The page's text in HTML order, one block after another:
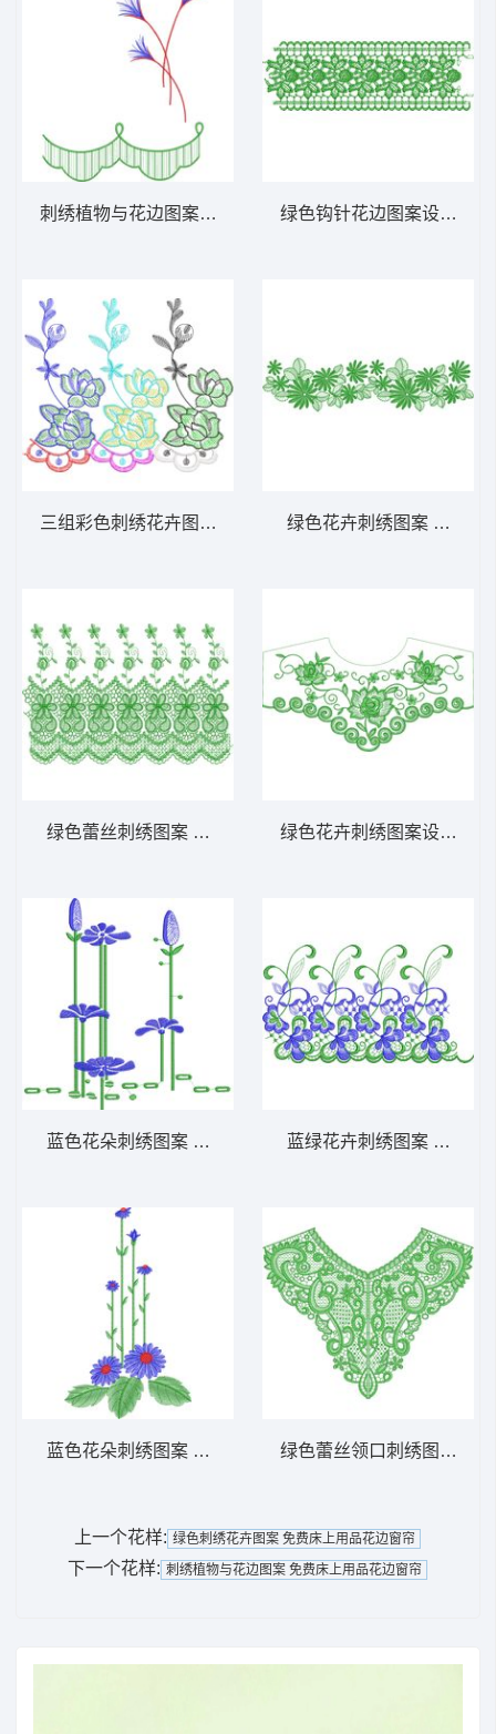
刺绣植物与花边图案 免费床上用品花边窗帘
三组彩色刺绣花卉图案 免费床上用品花边窗
绿色蕾丝刺绣图案 免费床上用品花边窗帘
蓝色花朵刺绣图案 免费床上用品花边窗帘
蓝色花朵刺绣图案 免费床上用品花边窗帘
绿色钩针花边图案设计图
绿色花卉刺绣图案 免费床
绿色花卉刺绣图案设计 免
蓝绿花卉刺绣图案 免费床
绿色蕾丝领口刺绣图案 免
上一个花样: 绿色刺绣花卉图案 免费床上用品花边窗帘
下一个花样: 刺绣植物与花边图案 免费床上用品花边窗帘